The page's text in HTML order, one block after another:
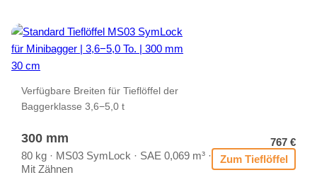
Ver­füg­ba­re Brei­ten für Tief­löf­fel der
Bag­ger­klas­se 3,6−5,0 t
300 mm
80 kg · MS03 Sym­Lock · SAE 0,069 m³ ·
Mit Zäh­nen
767 €
Zum Tief­löf­fel